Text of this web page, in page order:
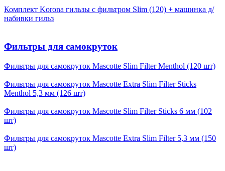
Комплект Korona гильзы с фильтром Slim (120) + машинка д/
набивки гильз
Фильтры для самокруток
Фильтры для самокруток Mascotte Slim Filter Menthol (120 шт)
Фильтры для самокруток Mascotte Extra Slim Filter Sticks
Menthol 5,3 мм (126 шт)
Фильтры для самокруток Mascotte Slim Filter Sticks 6 мм (102
шт)
Фильтры для самокруток Mascotte Extra Slim Filter 5,3 мм (150
шт)